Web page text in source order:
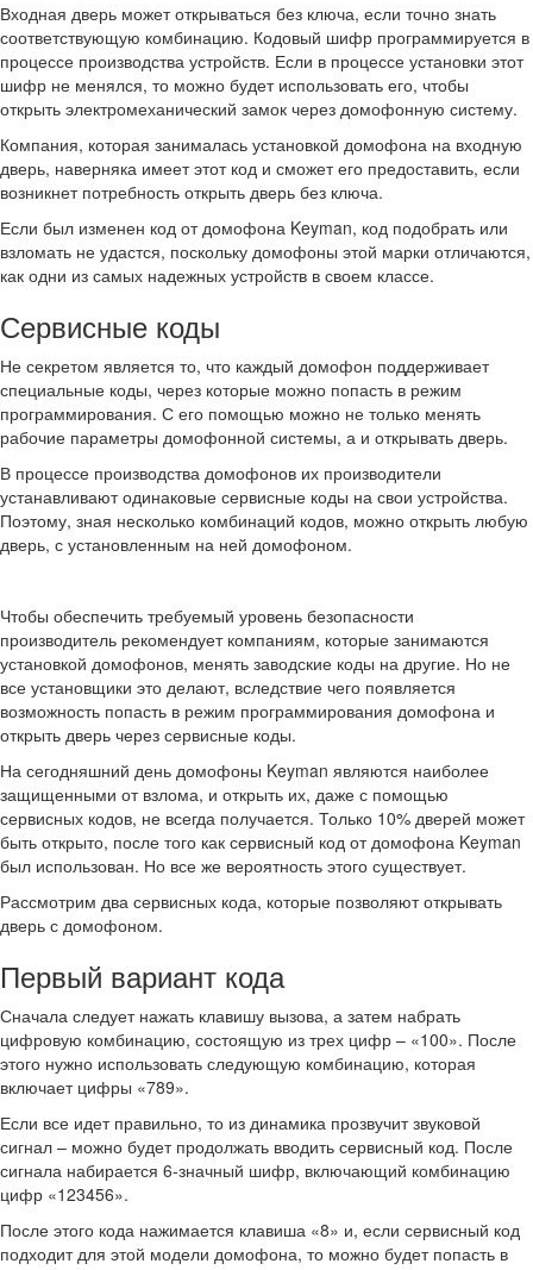
Входная дверь может открываться без ключа, если точно знать
соответствующую комбинацию. Кодовый шифр программируется в
процессе производства устройств. Если в процессе установки этот
шифр не менялся, то можно будет использовать его, чтобы
открыть электромеханический замок через домофонную систему.
Компания, которая занималась установкой домофона на входную
дверь, наверняка имеет этот код и сможет его предоставить, если
возникнет потребность открыть дверь без ключа.
Если был изменен код от домофона Keyman, код подобрать или
взломать не удастся, поскольку домофоны этой марки отличаются,
как одни из самых надежных устройств в своем классе.
Сервисные коды
Не секретом является то, что каждый домофон поддерживает
специальные коды, через которые можно попасть в режим
программирования. С его помощью можно не только менять
рабочие параметры домофонной системы, а и открывать дверь.
В процессе производства домофонов их производители
устанавливают одинаковые сервисные коды на свои устройства.
Поэтому, зная несколько комбинаций кодов, можно открыть любую
дверь, с установленным на ней домофоном.
Чтобы обеспечить требуемый уровень безопасности
производитель рекомендует компаниям, которые занимаются
установкой домофонов, менять заводские коды на другие. Но не
все установщики это делают, вследствие чего появляется
возможность попасть в режим программирования домофона и
открыть дверь через сервисные коды.
На сегодняшний день домофоны Keyman являются наиболее
защищенными от взлома, и открыть их, даже с помощью
сервисных кодов, не всегда получается. Только 10% дверей может
быть открыто, после того как сервисный код от домофона Keyman
был использован. Но все же вероятность этого существует.
Рассмотрим два сервисных кода, которые позволяют открывать
дверь с домофоном.
Первый вариант кода
Сначала следует нажать клавишу вызова, а затем набрать
цифровую комбинацию, состоящую из трех цифр – «100». После
этого нужно использовать следующую комбинацию, которая
включает цифры «789».
Если все идет правильно, то из динамика прозвучит звуковой
сигнал – можно будет продолжать вводить сервисный код. После
сигнала набирается 6-значный шифр, включающий комбинацию
цифр «123456».
После этого кода нажимается клавиша «8» и, если сервисный код
подходит для этой модели домофона, то можно будет попасть в